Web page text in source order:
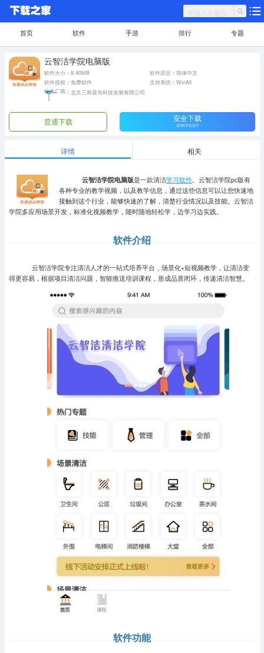
首页 软件 手游 排行 专题
云智洁学院电脑版
软件大小：8.40MB
软件语言：简体中文
软件授权：免费软件
支持系统：WinAll
软件厂商： 北京三和晨光科技发展有限公司
普通下载 安全下载
需360手机助手
详情 相关
云智洁学院电脑版是一款清洁学习软件 。云智洁学院pc版有
各种专业的教学视频，以及教学信息，通过这些信息可以让您快速地
接触到这个行业，能够快速的了解，清楚行业情况以及技能。云智洁
学院多应用场景开发，标准化视频教学，随时随地轻松学，边学习边实践。
软件介绍
云智洁学院专注清洁人才的一站式培养平台，场景化+短视频教学，让清洁变
得更容易，根据项目清洁问题，智能推送培训课程，形成品质闭环，传递清洁智慧。
软件功能